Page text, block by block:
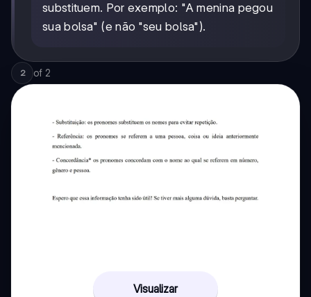
substituem. Por exemplo: "A menina pegou
sua bolsa" (e não "seu bolsa").
2 of 2
Visualizar